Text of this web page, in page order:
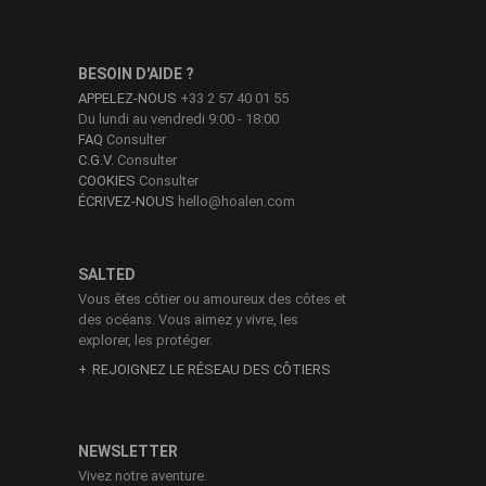
SALTED
Vous êtes côtier ou amoureux des côtes et
des océans. Vous aimez y vivre, les
explorer, les protéger.
REJOIGNEZ LE RÉSEAU DES CÔTIERS
BESOIN D'AIDE ?
APPELEZ-NOUS +33 2 57 40 01 55
Du lundi au vendredi 9:00 - 18:00
FAQ Consulter
C.G.V. Consulter
COOKIES Consulter
ÉCRIVEZ-NOUS hello@hoalen.com
NEWSLETTER
Vivez notre aventure.